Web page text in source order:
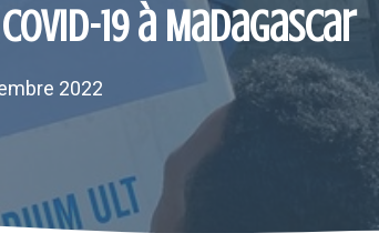
19 à Madagascar
2022